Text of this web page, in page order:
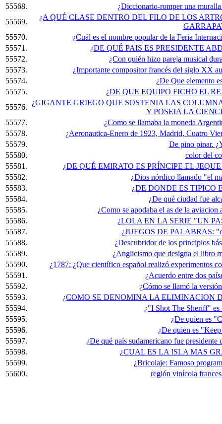
55568.
¿Diccionario-romper una
55569.
¿A QUÉ CLASE DENTRO DEL FILO DE LOS
55570.
¿Cuál es el nombre popular de la Feria
55571.
¿DE QUÉ PAIS ES PRESIDENTE
55572.
¿Con quién hizo pareja musical
55573.
¿Importante compositor francés del siglo XX
55574.
¿De Que elemento
55575.
¿DE QUE EQUIPO FICHO EL
55576.
¿GIGANTE GRIEGO QUE SOSTENIA LAS
Y POSEIA LA
55577.
¿Como se llamaba la moneda
55578.
¿Aeronautica-Enero de 1923, Madrid, Cuatro
55579.
De pino pinar.
55580.
color del
55581.
¿DE QUÉ EMIRATO ES PRÍNCIPE EL
55582.
¿Dios nórdico llamado "el
55583.
¿DE DONDE ES TIPICO
55584.
¿De qué ciudad fue
55585.
¿Como se apodaba el as de la
55586.
¿LOLA EN LA SERIE "UN
55587.
¿JUEGOS DE PALABRAS:
55588.
¿Descubridor de los principios
55589.
¿Anglicismo que designa el libro
55590.
¿1787: ¿Que científico español realizó experimentos
55591.
¿Acuerdo entre dos
55592.
¿Cómo se llamó la
55593.
¿COMO SE DENOMINA LA ELIMINACION
55594.
¿"I Shot The Sheriff" es
55595.
¿De quien es
55596.
¿De quien es
55597.
¿De qué país sudamericano fue
55598.
¿CUAL ES LA ISLA MAS
55599.
¿Bricolaje: Famoso
55600.
región vinícola